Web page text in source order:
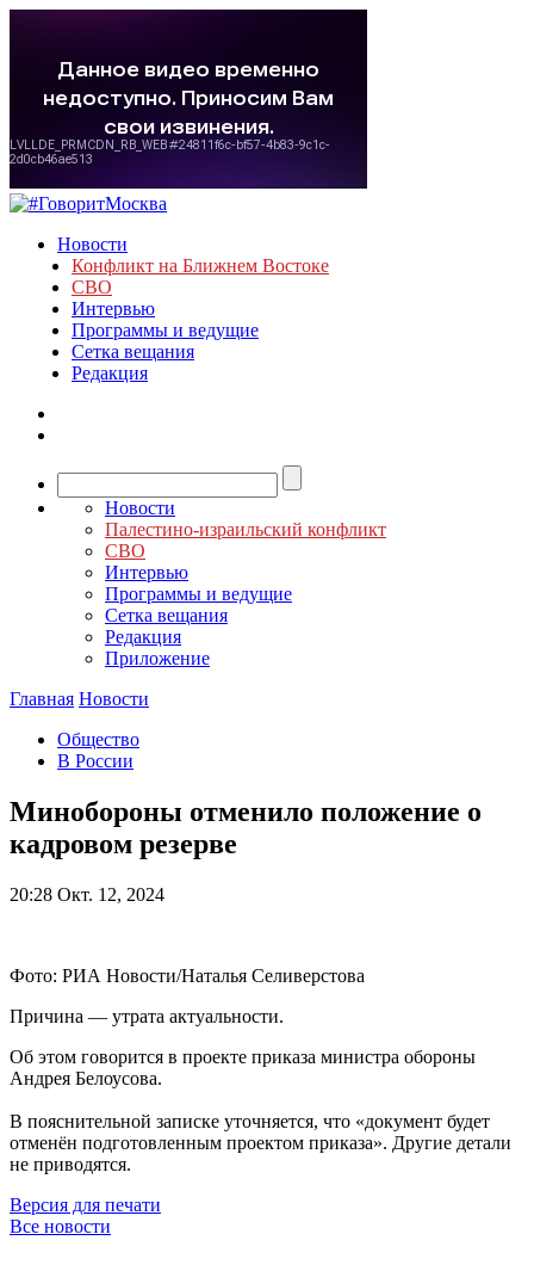
Новости
Конфликт на Ближнем Востоке
СВО
Интервью
Программы и ведущие
Сетка вещания
Редакция
Новости
Палестино-израильский конфликт
СВО
Интервью
Программы и ведущие
Сетка вещания
Редакция
Приложение
Главная Новости
Общество
В России
Минобороны отменило положение о
кадровом резерве
20:28 Окт. 12, 2024
Фото: РИА Новости/Наталья Селиверстова
Причина — утрата актуальности.
Об этом говорится в проекте приказа министра обороны
Андрея Белоусова.
В пояснительной записке уточняется, что «документ будет
отменён подготовленным проектом приказа». Другие детали
не приводятся.
Версия для печати
Все новости